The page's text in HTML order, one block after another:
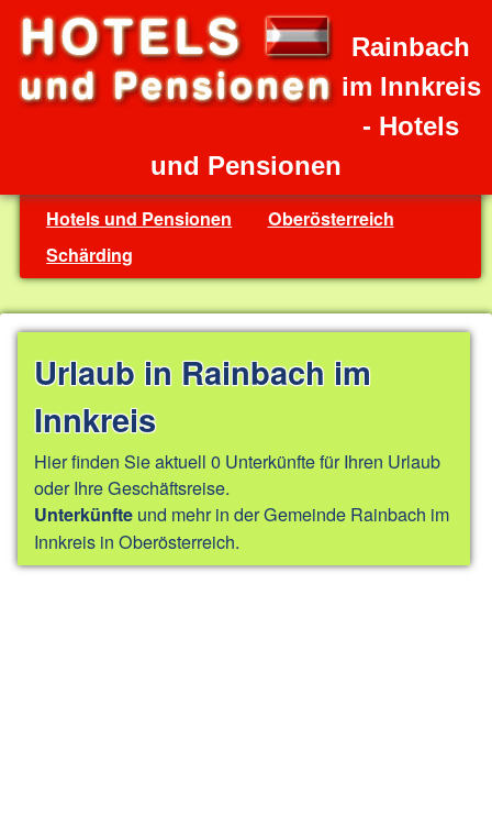
Rainbach
im Innkreis
- Hotels
und Pensionen
Hotels und Pensionen
Oberösterreich
Schärding
Urlaub in Rainbach im
Innkreis
Hier finden Sie aktuell 0 Unterkünfte für Ihren Urlaub
oder Ihre Geschäftsreise.
Unterkünfte und mehr in der Gemeinde Rainbach im
Innkreis in Oberösterreich.